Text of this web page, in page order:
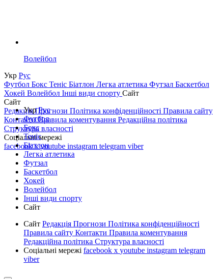
Волейбол
Укр Рус
Футбол Бокс Теніс Біатлон Легка атлетика Футзал Баскетбол
Хокей Волейбол Інші види спорту Сайт
Сайт
РедакціяПрогнози Політика конфіденційності Правила сайту
КонтактиПравила коментування Редакційна політика
Структура власності
Соціальні мережі
facebookxyoutube instagram telegram viber
УкрРус
Футбол
Бокс
Теніс
Біатлон
Легка атлетика
Футзал
Баскетбол
Хокей
Волейбол
Інші види спорту
Сайт
Сайт Редакція Прогнози Політика конфіденційності
Правила сайту Контакти Правила коментування
Редакційна політика Структура власності
Соціальні мережі facebook x youtube instagram telegram
viber